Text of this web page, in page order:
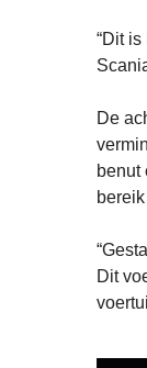
“Dit
De
benut
Dit